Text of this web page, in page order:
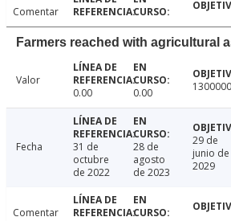
Comentar
Farmers reached with agricultural
Valor
0.00
0.00
Fecha
31 de
octubre
de 2022
28 de
agosto
de 2023
29 de
junio de
2029
Comentar